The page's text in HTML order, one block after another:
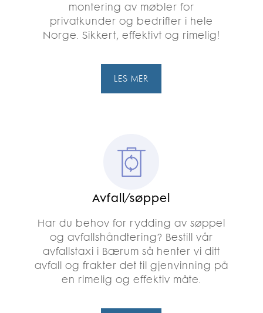
montering av møbler for
privatkunder og bedrifter i hele
Norge. Sikkert, effektivt og rimelig!
LES MER
Avfall/søppel
Har du behov for rydding av søppel
og avfallshåndtering? Bestill vår
avfallstaxi i Bærum så henter vi ditt
avfall og frakter det til gjenvinning på
en rimelig og effektiv måte.